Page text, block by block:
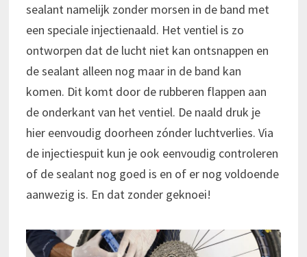
sealant namelijk zonder morsen in de band met
een speciale injectienaald. Het ventiel is zo
ontworpen dat de lucht niet kan ontsnappen en
de sealant alleen nog maar in de band kan
komen. Dit komt door de rubberen flappen aan
de onderkant van het ventiel. De naald druk je
hier eenvoudig doorheen zónder luchtverlies. Via
de injectiespuit kun je ook eenvoudig controleren
of de sealant nog goed is en of er nog voldoende
aanwezig is. En dat zonder geknoei!